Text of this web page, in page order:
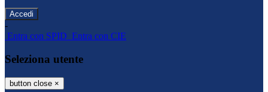
-
Entra con SPID Entra con CIE
Seleziona utente
button close ×